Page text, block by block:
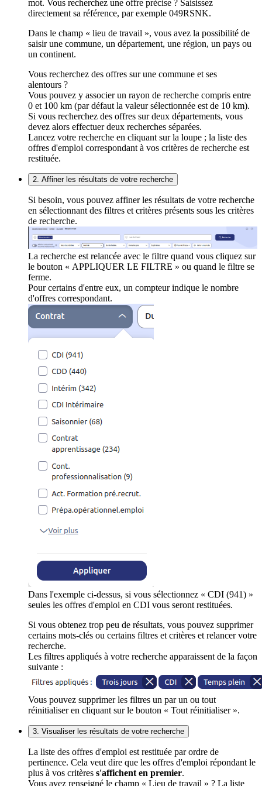
mot. Vous recherchez une offre précise ? Saisissez
directement sa référence, par exemple 049RSNK.
Dans le champ « lieu de travail », vous avez la possibilité de
saisir une commune, un département, une région, un pays ou
un continent.
Vous recherchez des offres sur une commune et ses
alentours ?
Vous pouvez y associer un rayon de recherche compris entre
0 et 100 km (par défaut la valeur sélectionnée est de 10 km).
Si vous recherchez des offres sur deux départements, vous
devez alors effectuer deux recherches séparées.
Lancez votre recherche en cliquant sur la loupe ; la liste des
offres d'emploi correspondant à vos critères de recherche est
restituée.
2. Affiner les résultats de votre recherche
Si besoin, vous pouvez affiner les résultats de votre recherche
en sélectionnant des filtres et critères présents sous les critères
de recherche.
La recherche est relancée avec le filtre quand vous cliquez sur
le bouton « APPLIQUER LE FILTRE » ou quand le filtre se
ferme.
Pour certains d'entre eux, un compteur indique le nombre
d'offres correspondant.
Dans l'exemple ci-dessus, si vous sélectionnez « CDI (941) »
seules les offres d'emploi en CDI vous seront restituées.
Si vous obtenez trop peu de résultats, vous pouvez supprimer
certains mots-clés ou certains filtres et critères et relancer votre
recherche.
Les filtres appliqués à votre recherche apparaissent de la façon
suivante :
Vous pouvez supprimer les filtres un par un ou tout
réinitialiser en cliquant sur le bouton « Tout réinitialiser ».
3. Visualiser les résultats de votre recherche
La liste des offres d'emploi est restituée par ordre de
pertinence. Cela veut dire que les offres d'emploi répondant le
plus à vos critères s'affichent en premier.
Vous avez renseigné le champ « Lieu de travail » ? La liste